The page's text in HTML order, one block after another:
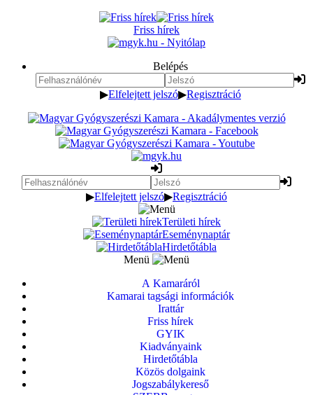
Friss hírek
Belépés
▶Elfelejtett jelszó▶Regisztráció
▶Elfelejtett jelszó▶Regisztráció
Területi hírek
Eseménynaptár
Hirdetőtábla
Menü
A Kamaráról
Kamarai tagsági információk
Irattár
Friss hírek
GYIK
Kiadványaink
Hirdetőtábla
Közös dolgaink
Jogszabálykereső